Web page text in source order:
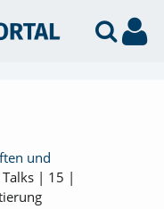
und
Talks | 15 |